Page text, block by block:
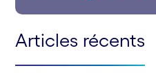
Articles récents